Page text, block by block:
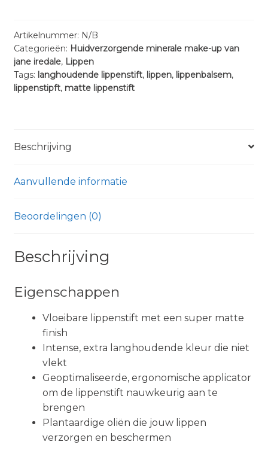
aantal
Artikelnummer: N/B
Categorieën: Huidverzorgende minerale make-up van
jane iredale, Lippen
Tags: langhoudende lippenstift, lippen, lippenbalsem,
lippenstipft, matte lippenstift
Beschrijving
Aanvullende informatie
Beoordelingen (0)
Beschrijving
Eigenschappen
Vloeibare lippenstift met een super matte
finish
Intense, extra langhoudende kleur die niet
vlekt
Geoptimaliseerde, ergonomische applicator
om de lippenstift nauwkeurig aan te
brengen
Plantaardige oliën die jouw lippen
verzorgen en beschermen